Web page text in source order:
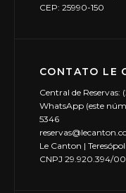
CEP: 25990-150
CONTATO LE
Central de Reservas:
WhatsApp (este
5346
Le Canton |
CNPJ 29.920.394/